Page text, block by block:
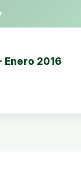
Enero 2016